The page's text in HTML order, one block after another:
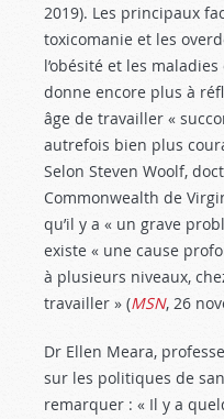
2019). Les principaux
toxicomanie et les
l’obésité et les
donne encore plus à
âge de travailler «
autrefois bien plus
Selon Steven Woolf,
Commonwealth de
qu’il y a « un grave
existe « une cause
à plusieurs niveaux,
travailler » (MSN, 26
Dr Ellen Meara,
sur les politiques de
remarquer : « Il y a